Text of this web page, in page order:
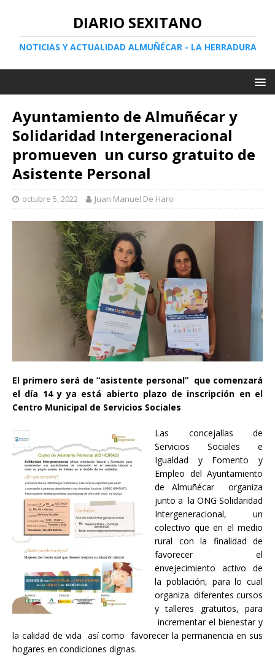
DIARIO SEXITANO
NOTICIAS Y ACTUALIDAD ALMUÑÉCAR - LA HERRADURA
Ayuntamiento de Almuñécar y
Solidaridad Intergeneracional
promueven un curso gratuito de
Asistente Personal
octubre 5, 2022 Juan Manuel De Haro
El primero será de “asistente personal” que comenzará
el día 14 y ya está abierto plazo de inscripción en el
Centro Municipal de Servicios Sociales
Las concejalías de
Servicios Sociales e
Igualdad y Fomento y
Empleo del Ayuntamiento
de Almuñécar organiza
junto a la ONG Solidaridad
Intergeneracional, un
colectivo que en el medio
rural con la finalidad de
favorecer el
envejecimiento activo de
la población, para lo cual
organiza diferentes cursos
y talleres gratuitos, para
incrementar el bienestar y
la calidad de vida así como favorecer la permanencia en sus
hogares en condiciones dignas.